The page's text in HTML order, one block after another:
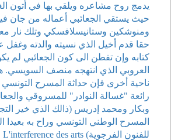
يدمج روح مشاعره ويلقي بها في أتون
حيث يستقي الجعائبي أعماله من جان
ومنوشكين وستانيسلافسكي وتلك نار
حقا قدم أخيل الذي نسيته والدته
كتابه وإن تفطن الى كون الجعائبي لم
العروبي الذي انتهجه منصف السويسي.
ناحية أخرى فإن حداثة المسرح
رائعة "غسالة النوادر" للمسروقي
وبكار ومحمد إدريس (ذالك الذي خير
المسرح الوطني التونسي وراح به